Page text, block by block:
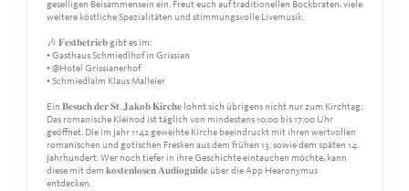
geselligen Beisammensein ein. Freut euch auf traditionellen Bockbraten, viele
weitere köstliche Spezialitäten und stimmungsvolle Livemusik.
🎶 𝐅𝐞𝐬𝐭𝐛𝐞𝐭𝐫𝐢𝐞𝐛 gibt es im:
• Gasthaus Schmiedlhof in Grissian
• @Hotel Grissianerhof
• Schmiedlalm Klaus Malleier
Ein 𝐁𝐞𝐬𝐮𝐜𝐡 𝐝𝐞𝐫 𝐒𝐭. 𝐉𝐚𝐤𝐨𝐛 𝐊𝐢𝐫𝐜𝐡𝐞 lohnt sich übrigens nicht nur zum Kirchtag:
Das romanische Kleinod ist täglich von mindestens 10:00 bis 17:00 Uhr
geöffnet. Die im Jahr 1142 geweihte Kirche beeindruckt mit ihren wertvollen
romanischen und gotischen Fresken aus dem frühen 13. sowie dem späten 14.
Jahrhundert. Wer noch tiefer in ihre Geschichte eintauchen möchte, kann
diese mit dem 𝐤𝐨𝐬𝐭𝐞𝐧𝐥𝐨𝐬𝐞𝐧 𝐀𝐮𝐝𝐢𝐨𝐠𝐮𝐢𝐝𝐞 über die App Hearonymus
entdecken.